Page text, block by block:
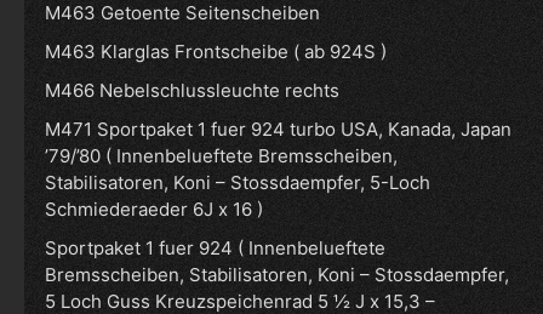
M463 Getoente Seitenscheiben
M463 Klarglas Frontscheibe ( ab 924S )
M466 Nebelschlussleuchte rechts
M471 Sportpaket 1 fuer 924 turbo USA, Kanada, Japan
’79/’80 ( Innenbelueftete Bremsscheiben,
Stabilisatoren, Koni – Stossdaempfer, 5-Loch
Schmiederaeder 6J x 16 )
Sportpaket 1 fuer 924 ( Innenbelueftete
Bremsscheiben, Stabilisatoren, Koni – Stossdaempfer,
5 Loch Guss Kreuzspeichenrad 5 ½ J x 15,3 –